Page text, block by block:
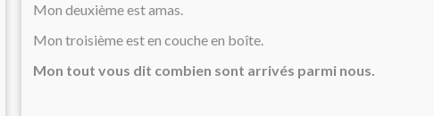
Mon deuxième est amas.
Mon troisième est en couche en boîte.
Mon tout vous dit combien sont arrivés parmi nous.